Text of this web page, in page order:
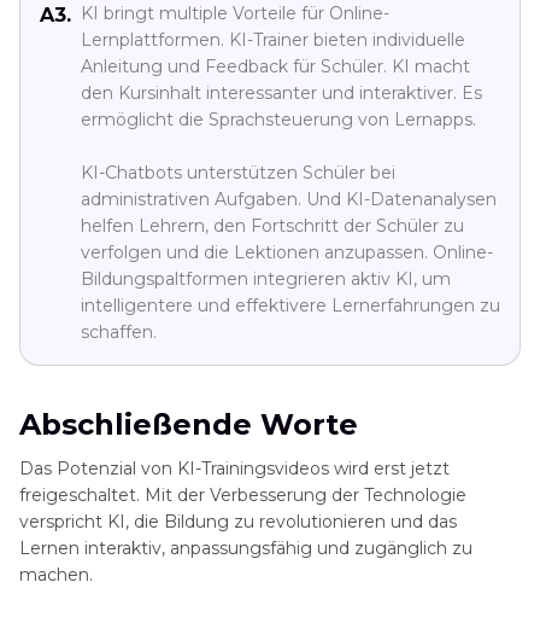
A3. KI bringt multiple Vorteile für Online-
Lernplattformen. KI-Trainer bieten individuelle
Anleitung und Feedback für Schüler. KI macht
den Kursinhalt interessanter und interaktiver. Es
ermöglicht die Sprachsteuerung von Lernapps.
KI-Chatbots unterstützen Schüler bei
administrativen Aufgaben. Und KI-Datenanalysen
helfen Lehrern, den Fortschritt der Schüler zu
verfolgen und die Lektionen anzupassen. Online-
Bildungspaltformen integrieren aktiv KI, um
intelligentere und effektivere Lernerfahrungen zu
schaffen.
Abschließende Worte
Das Potenzial von KI-Trainingsvideos wird erst jetzt
freigeschaltet. Mit der Verbesserung der Technologie
verspricht KI, die Bildung zu revolutionieren und das
Lernen interaktiv, anpassungsfähig und zugänglich zu
machen.